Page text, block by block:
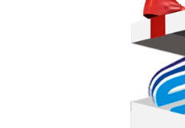
senza pregiudicare la liceità del
relativa richiesta al Titolare del